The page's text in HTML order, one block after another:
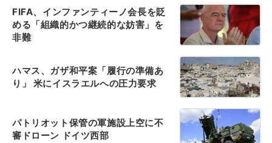
FIFA、インファンティーノ会長を貶
める「組織的かつ継続的な妨害」を
非難
ハマス、ガザ和平案「履行の準備あ
り」 米にイスラエルへの圧力要求
パトリオット保管の軍施設上空に不
審ドローン ドイツ西部